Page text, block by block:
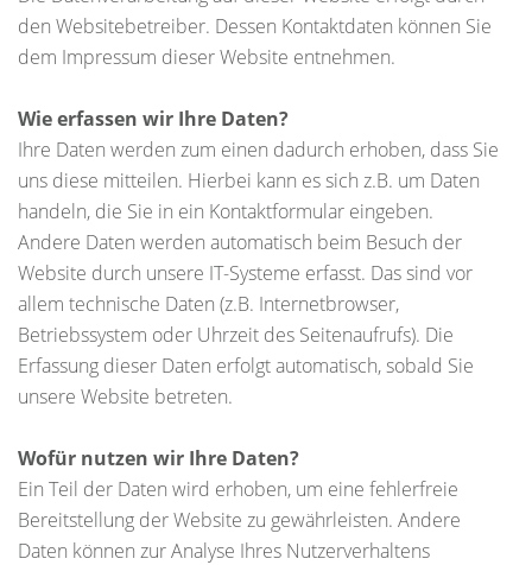
den Websitebetreiber. Dessen Kontaktdaten können Sie
dem Impressum dieser Website entnehmen.
Wie erfassen wir Ihre Daten?
Ihre Daten werden zum einen dadurch erhoben, dass Sie
uns diese mitteilen. Hierbei kann es sich z.B. um Daten
handeln, die Sie in ein Kontaktformular eingeben.
Andere Daten werden automatisch beim Besuch der
Website durch unsere IT-Systeme erfasst. Das sind vor
allem technische Daten (z.B. Internetbrowser,
Betriebssystem oder Uhrzeit des Seitenaufrufs). Die
Erfassung dieser Daten erfolgt automatisch, sobald Sie
unsere Website betreten.
Wofür nutzen wir Ihre Daten?
Ein Teil der Daten wird erhoben, um eine fehlerfreie
Bereitstellung der Website zu gewährleisten. Andere
Daten können zur Analyse Ihres Nutzerverhaltens